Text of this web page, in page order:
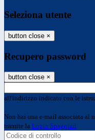
Seleziona utente
button close ×
Recupero password
button close ×
all'indirizzo indicato con le
Non hai una e-mail associata al
tramite la Login Spaggiari